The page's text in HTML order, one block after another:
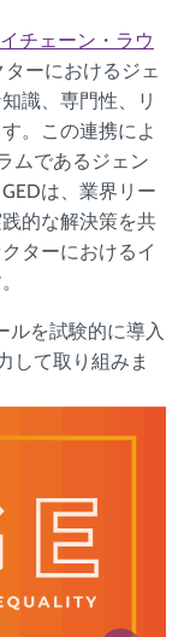
チェーン・ラウ
ターにおけるジェ
識、専門性、リ
。この連携によ
ムであるジェン
は、業界リー
的な解決策を共
ターにおけるイ
ルを試験的に導入
して取り組みま